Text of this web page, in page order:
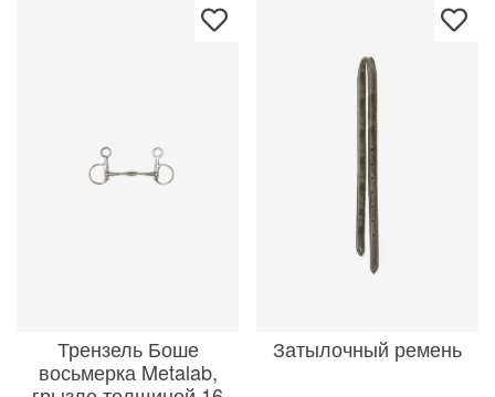
Трензель Боше
восьмерка Metalab,
Затылочный ремень